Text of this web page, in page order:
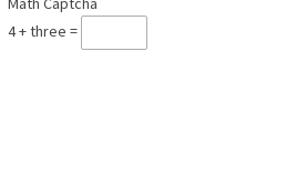
4 + three =